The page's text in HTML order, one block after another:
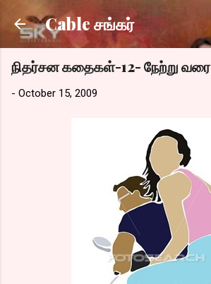
Skip to main content
Cable சங்கர்
நிதர்சன கதைகள்-12- நேற்று வரை
- October 15, 2009